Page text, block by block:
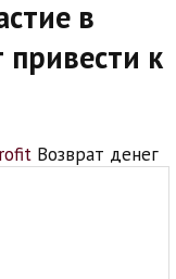
в
к
Возврат денег